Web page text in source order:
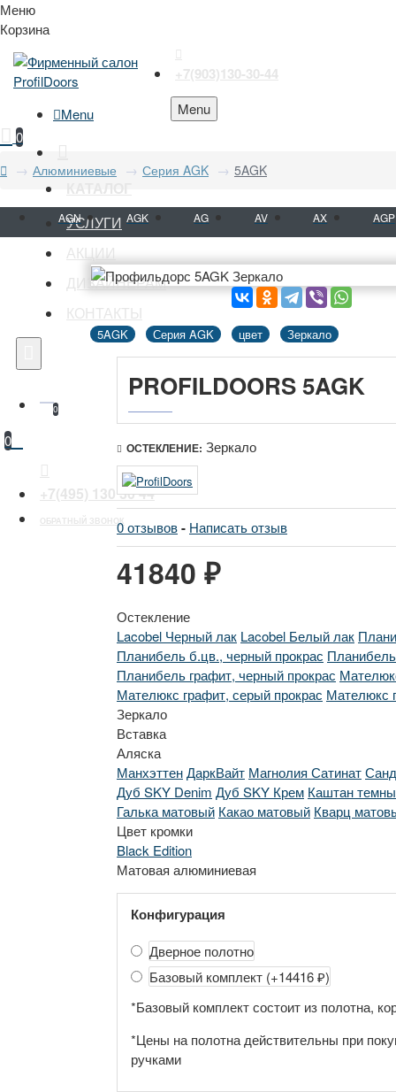
Меню
Корзина
Menu
КАТАЛОГ
УСЛУГИ
АКЦИИ
ДИЗАЙНЕРАМ
КОНТАКТЫ
0
0
+7(495) 130 30 44
ОБРАТНЫЙ ЗВОНОК
+7(903)130-30-44
Menu
0
Алюминиевые Серия AGK 5AGK
AGN AGK AG AV AX AGP
5AGK Серия AGK цвет Зеркало
PROFILDOORS 5AGK
ОСТЕКЛЕНИЕ: Зеркало
0 отзывов- Написать отзыв
41840 ₽
Остекление
Lacobel Черный лак Lacobel Белый лак
Планибель б.цв., черный прокрас
Планибель графит, черный прокрас
Мателюкс графит, серый прокрас Мателюкс
Зеркало
Вставка
Аляска
МанхэттенДаркВайт Магнолия СатинатСанд
Дуб SKY Denim Дуб SKY Крем Каштан
Галька матовый Какао матовый Кварц
Цвет кромки
Black Edition
Матовая алюминиевая
Конфигурация
Дверное полотно
Базовый комплект (+14416 ₽)
*Базовый комплект состоит из полотна,
*Цены на полотна действительны при
ручками